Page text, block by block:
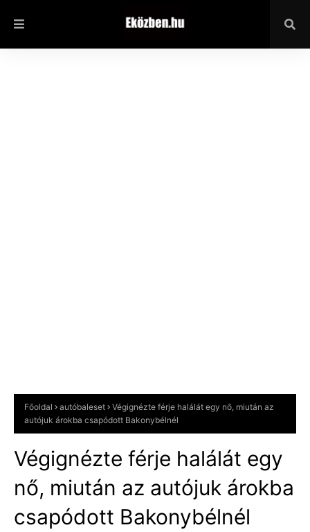
Főoldal autóbaleset
Végignézte férje halálát egy nő, miután az
autójuk árokba csapódott Bakonybélnél
Végignézte férje halálát egy
nő, miután az autójuk árokba
csapódott Bakonybélnél